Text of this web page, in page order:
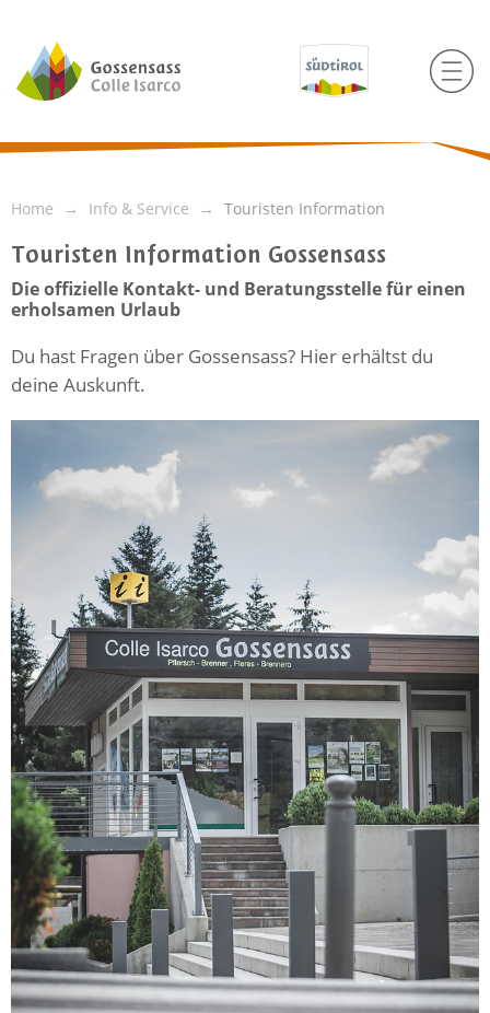
Home Info & Service Touristen Information
Touristen Information Gossensass
Die offizielle Kontakt- und Beratungsstelle für einen
erholsamen Urlaub
Du hast Fragen über Gossensass? Hier erhältst du
deine Auskunft.